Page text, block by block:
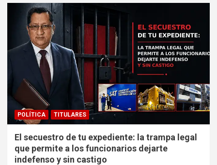
POLÍTICA TITULARES
El secuestro de tu expediente: la trampa legal
que permite a los funcionarios dejarte
indefenso y sin castigo